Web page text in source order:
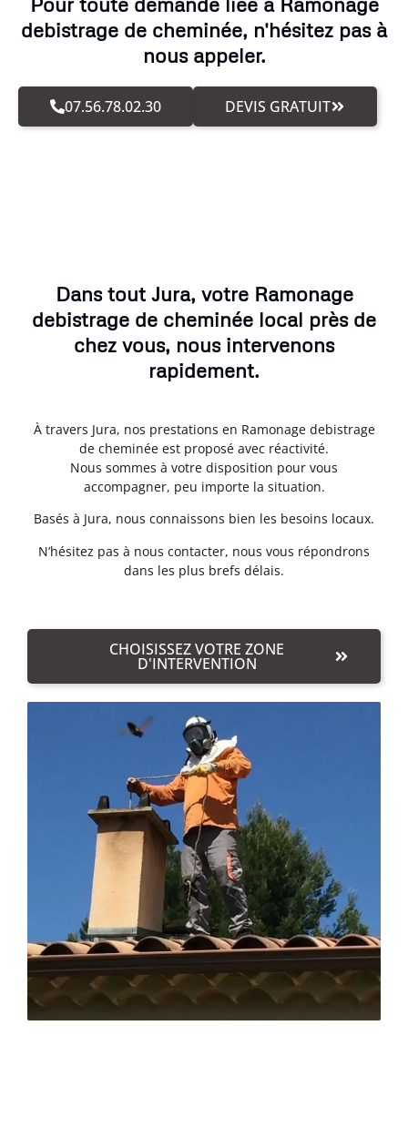
debistrage de cheminée, n'hésitez pas à
nous appeler.
07.56.78.02.30 DEVIS GRATUIT
Dans tout Jura, votre Ramonage
debistrage de cheminée local près de
chez vous, nous intervenons
rapidement.
À travers Jura, nos prestations en Ramonage debistrage
de cheminée est proposé avec réactivité.
Nous sommes à votre disposition pour vous
accompagner, peu importe la situation.
Basés à Jura, nous connaissons bien les besoins locaux.
N’hésitez pas à nous contacter, nous vous répondrons
dans les plus brefs délais.
CHOISISSEZ VOTRE ZONE
D'INTERVENTION